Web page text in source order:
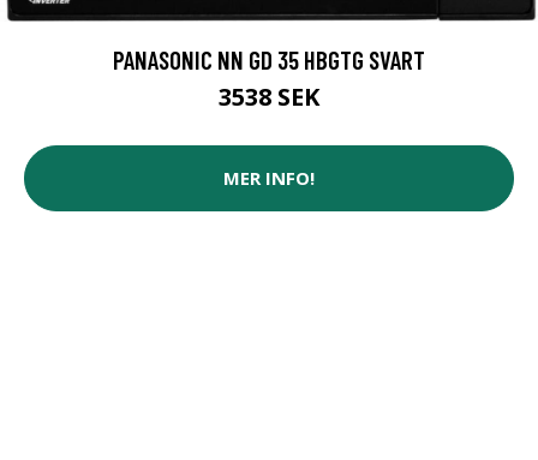
PANASONIC NN GD 35 HBGTG SVART
3538 SEK
MER INFO!